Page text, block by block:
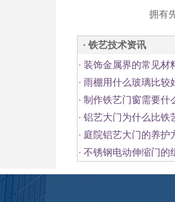
拥有
· 铁艺技术资讯
· 装饰金属界的常见材
· 雨棚用什么玻璃比较
· 制作铁艺门窗需要什
· 铝艺大门为什么比铁
· 庭院铝艺大门的养护
· 不锈钢电动伸缩门的